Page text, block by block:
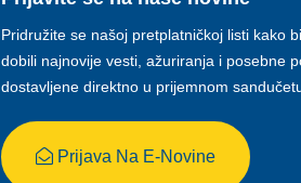
Pridružite se našoj pretplatničkoj listi kako
dobili najnovije vesti, ažuriranja i posebne
dostavljene direktno u prijemnom
Prijava Na E-Novine